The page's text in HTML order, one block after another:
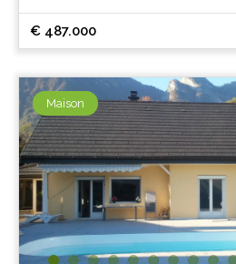
€ 487.000
Maison